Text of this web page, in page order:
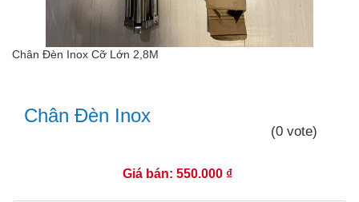
Chân Đèn Inox Cỡ Lớn 2,8M
Chân Đèn Inox
(0 vote)
Giá bán: 550.000 ₫